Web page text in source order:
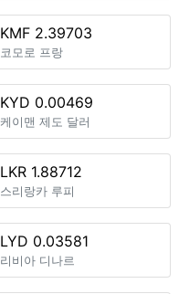
KMF 2.39703
코모로 프랑
KYD 0.00469
케이맨 제도 달러
LKR 1.88712
스리랑카 루피
LYD 0.03581
리비아 디나르